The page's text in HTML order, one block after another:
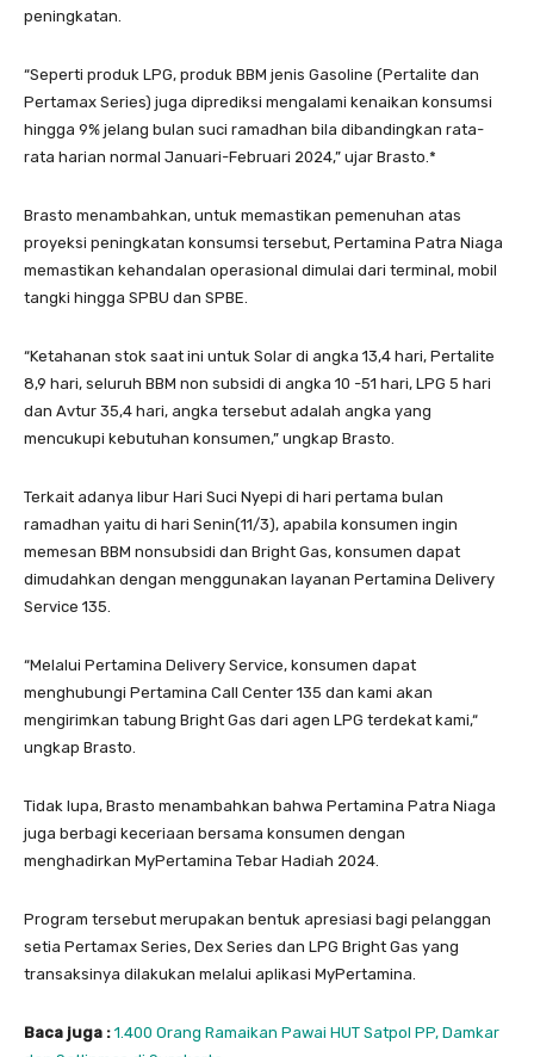
peningkatan.
“Seperti produk LPG, produk BBM jenis Gasoline (Pertalite dan
Pertamax Series) juga diprediksi mengalami kenaikan konsumsi
hingga 9% jelang bulan suci ramadhan bila dibandingkan rata-
rata harian normal Januari-Februari 2024,” ujar Brasto.*
Brasto menambahkan, untuk memastikan pemenuhan atas
proyeksi peningkatan konsumsi tersebut, Pertamina Patra Niaga
memastikan kehandalan operasional dimulai dari terminal, mobil
tangki hingga SPBU dan SPBE.
“Ketahanan stok saat ini untuk Solar di angka 13,4 hari, Pertalite
8,9 hari, seluruh BBM non subsidi di angka 10 -51 hari, LPG 5 hari
dan Avtur 35,4 hari, angka tersebut adalah angka yang
mencukupi kebutuhan konsumen,” ungkap Brasto.
Terkait adanya libur Hari Suci Nyepi di hari pertama bulan
ramadhan yaitu di hari Senin(11/3), apabila konsumen ingin
memesan BBM nonsubsidi dan Bright Gas, konsumen dapat
dimudahkan dengan menggunakan layanan Pertamina Delivery
Service 135.
“Melalui Pertamina Delivery Service, konsumen dapat
menghubungi Pertamina Call Center 135 dan kami akan
mengirimkan tabung Bright Gas dari agen LPG terdekat kami,“
ungkap Brasto.
Tidak lupa, Brasto menambahkan bahwa Pertamina Patra Niaga
juga berbagi keceriaan bersama konsumen dengan
menghadirkan MyPertamina Tebar Hadiah 2024.
Program tersebut merupakan bentuk apresiasi bagi pelanggan
setia Pertamax Series, Dex Series dan LPG Bright Gas yang
transaksinya dilakukan melalui aplikasi MyPertamina.
Baca juga : 1.400 Orang Ramaikan Pawai HUT Satpol PP, Damkar